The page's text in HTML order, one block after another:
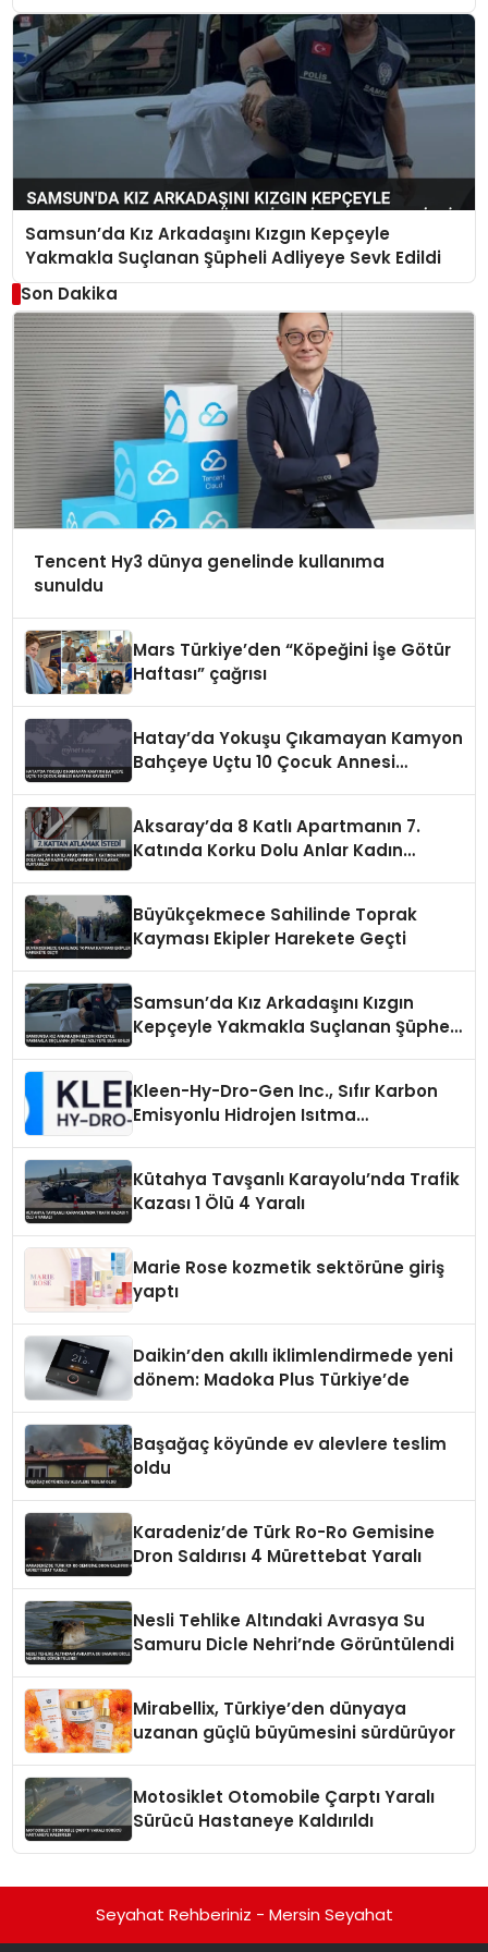
Samsun’da Kız Arkadaşını Kızgın Kepçeyle
Yakmakla Suçlanan Şüpheli Adliyeye Sevk Edildi
Son Dakika
Tencent Hy3 dünya genelinde kullanıma
sunuldu
Mars Türkiye’den “Köpeğini İşe Götür
Haftası” çağrısı
Hatay’da Yokuşu Çıkamayan Kamyon
Bahçeye Uçtu 10 Çocuk Annesi
Aksaray’da 8 Katlı Apartmanın 7.
Katında Korku Dolu Anlar Kadın
Büyükçekmece Sahilinde Toprak
Kayması Ekipler Harekete Geçti
Samsun’da Kız Arkadaşını Kızgın
Kepçeyle Yakmakla Suçlanan Şüpheli
Kleen-Hy-Dro-Gen Inc., Sıfır Karbon
Emisyonlu Hidrojen Isıtma
Kütahya Tavşanlı Karayolu’nda Trafik
Kazası 1 Ölü 4 Yaralı
Marie Rose kozmetik sektörüne giriş
yaptı
Daikin’den akıllı iklimlendirmede yeni
dönem: Madoka Plus Türkiye’de
Başağaç köyünde ev alevlere teslim
oldu
Karadeniz’de Türk Ro-Ro Gemisine
Dron Saldırısı 4 Mürettebat Yaralı
Nesli Tehlike Altındaki Avrasya Su
Samuru Dicle Nehri’nde Görüntülendi
Mirabellix, Türkiye’den dünyaya
uzanan güçlü büyümesini sürdürüyor
Motosiklet Otomobile Çarptı Yaralı
Sürücü Hastaneye Kaldırıldı
Seyahat Rehberiniz - Mersin Seyahat